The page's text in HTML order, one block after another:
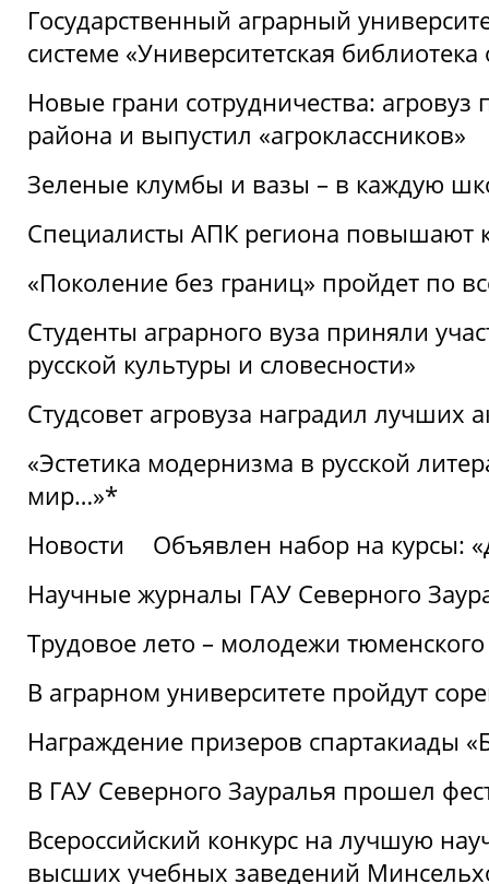
Государственный аграрный
системе «Университетская
Новые грани сотрудничества:
района и выпустил «агроклассников»
Зеленые клумбы и вазы – в каждую
Специалисты АПК региона повышают
«Поколение без границ» пройдет по
Студенты аграрного вуза приняли
русской культуры и словесности»
Студсовет агровуза наградил лучших
«Эстетика модернизма в русской
мир…»*
Новости
Объявлен набор на курсы:
Научные журналы ГАУ Северного
Трудовое лето – молодежи
В аграрном университете пройдут
Награждение призеров спартакиады
В ГАУ Северного Зауралья прошел
Всероссийский конкурс на лучшую
высших учебных заведений